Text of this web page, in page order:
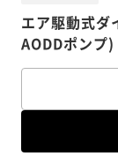
エア駆動式ダ
AODDポンプ)